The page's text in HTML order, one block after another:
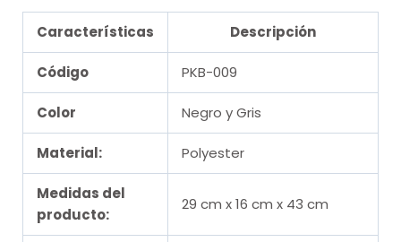
Características Descripción
Código PKB-009
Color Negro y Gris
Material: Polyester
Medidas del
producto:
29 cm x 16 cm x 43 cm